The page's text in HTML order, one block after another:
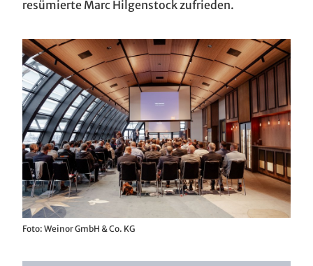
resümierte Marc Hilgenstock zufrieden.
Foto: Weinor GmbH & Co. KG